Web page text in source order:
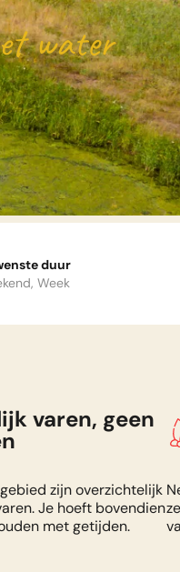
water
duur
Week
3 NACHTEN
ma 10
7 NACHTEN
vr 14
varen, geen
zijn overzichtelijk
Je hoeft bovendien
met getijden.